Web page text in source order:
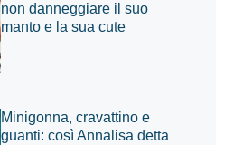
non danneggiare il suo
manto e la sua cute
Minigonna, cravattino e
guanti: così Annalisa detta